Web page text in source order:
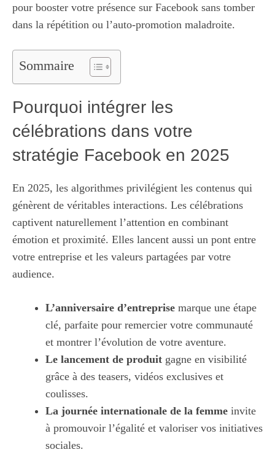
pour booster votre présence sur Facebook sans tomber
dans la répétition ou l’auto-promotion maladroite.
Sommaire
Pourquoi intégrer les
célébrations dans votre
stratégie Facebook en 2025
En 2025, les algorithmes privilégient les contenus qui
génèrent de véritables interactions. Les célébrations
captivent naturellement l’attention en combinant
émotion et proximité. Elles lancent aussi un pont entre
votre entreprise et les valeurs partagées par votre
audience.
L’anniversaire d’entreprise marque une étape
clé, parfaite pour remercier votre communauté
et montrer l’évolution de votre aventure.
Le lancement de produit gagne en visibilité
grâce à des teasers, vidéos exclusives et
coulisses.
La journée internationale de la femme invite
à promouvoir l’égalité et valoriser vos initiatives
sociales.